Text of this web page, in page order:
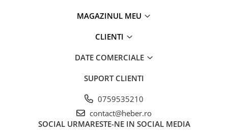
MAGAZINUL MEU
CLIENTI
DATE COMERCIALE
SUPORT CLIENTI
0759535210
contact@heber.ro
SOCIAL URMARESTE-NE IN SOCIAL MEDIA